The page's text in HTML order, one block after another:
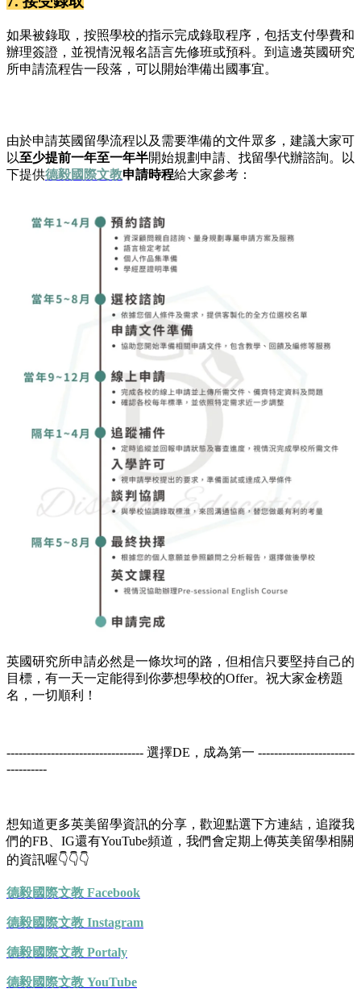
如果被錄取，按照學校的指示完成錄取程序，包括支付學費和
辦理簽證，並視情況報名語言先修班或預科。到這邊英國研究
所申請流程告一段落，可以開始準備出國事宜。
由於申請英國留學流程以及需要準備的文件眾多，建議大家可
以至少提前一年至一年半開始規劃申請、找留學代辦諮詢。以
下提供德毅國際文教申請時程給大家參考：
英國研究所申請必然是一條坎坷的路，但相信只要堅持自己的
目標，有一天一定能得到你夢想學校的Offer。祝大家金榜題
名，一切順利！
---------------------------------- 選擇DE，成為第一 ------------------------
----------
想知道更多英美留學資訊的分享，歡迎點選下方連結，追蹤我
們的FB、IG還有YouTube頻道，我們會定期上傳英美留學相關
的資訊喔👇👇👇
德毅國際文教 Facebook
德毅國際文教 Instagram
德毅國際文教 Portaly
德毅國際文教 YouTube